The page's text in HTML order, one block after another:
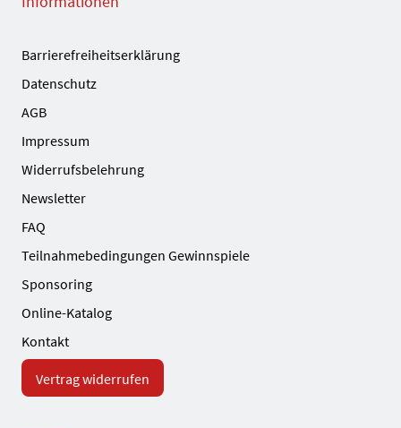
Barrierefreiheitserklärung
Datenschutz
AGB
Impressum
Widerrufsbelehrung
Newsletter
FAQ
Teilnahmebedingungen Gewinnspiele
Sponsoring
Online-Katalog
Kontakt
Vertrag widerrufen